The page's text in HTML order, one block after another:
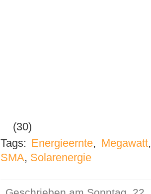
(30)
Tags: Energieernte, Megawatt
SMA, Solarenergie